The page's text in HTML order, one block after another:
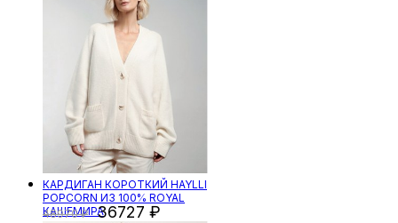
КАРДИГАН КОРОТКИЙ HAYLLI
POPCORN ИЗ 100% ROYAL
КАШЕМИРА
48970 36727